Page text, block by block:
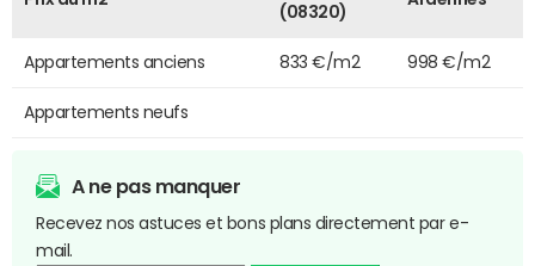
(08320)
Appartements anciens 833 €/m2 998 €/m2
Appartements neufs
A ne pas manquer
Recevez nos astuces et bons plans directement par e-
mail.